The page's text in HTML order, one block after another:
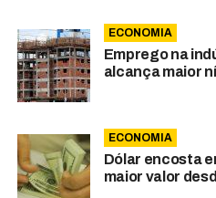
ECONOMIA
Emprego na
alcança maior
ECONOMIA
Dólar encosta
maior valor